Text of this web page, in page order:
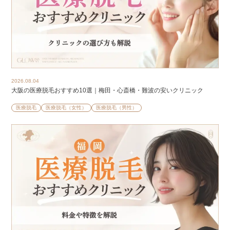
2026.08.04
大阪の医療脱毛おすすめ10選｜梅田・心斎橋・難波の安いクリニック
医療脱毛 医療脱毛（女性） 医療脱毛（男性）